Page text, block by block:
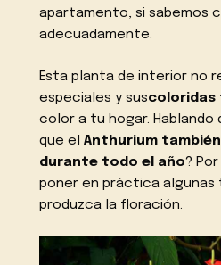
apartamento, si sabemos
adecuadamente.
Esta planta de interior no
especiales y suscoloridas
color a tu hogar. Hablando
que el Anthurium
durante todo el año?
poner en práctica algunas
produzca la floración.